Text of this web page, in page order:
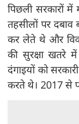
पिछली सरकारों में
तहसीलों पर दबाव
कर लेते थे और
की सुरक्षा खतरे में
दंगाइयों को
करते थे। 2017 से